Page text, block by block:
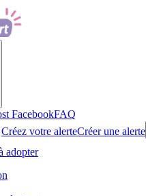
FacebookFAQ
Créez votre alerteCréer une alerte
adopter